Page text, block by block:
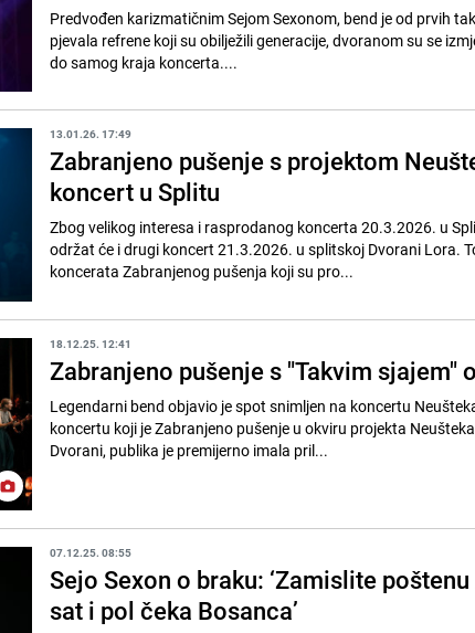
Predvođen karizmatičnim Sejom Sexonom, bend je od prvih
pjevala refrene koji su obilježili generacije, dvoranom su se
do samog kraja koncerta....
13.01.26. 17:49
Zabranjeno pušenje s projektom
koncert u Splitu
Zbog velikog interesa i rasprodanog koncerta 20.3.2026. u
održat će i drugi koncert 21.3.2026. u splitskoj Dvorani Lora.
koncerata Zabranjenog pušenja koji su pro...
18.12.25. 12:41
Zabranjeno pušenje s "Takvim sjajem"
Legendarni bend objavio je spot snimljen na koncertu
koncertu koji je Zabranjeno pušenje u okviru projekta
Dvorani, publika je premijerno imala pril...
07.12.25. 08:55
Sejo Sexon o braku: ‘Zamislite
sat i pol čeka Bosanca’